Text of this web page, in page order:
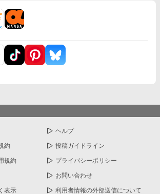
ヘルプ
約 投稿ガイドライン
規約 プライバシーポリシー
お問い合わせ
表示 利用者情報の外部送信について